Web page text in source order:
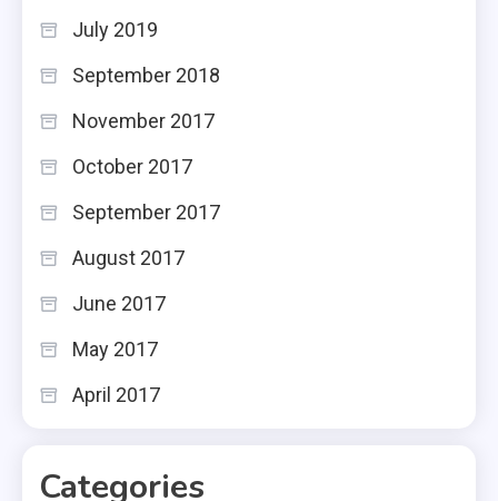
July 2019
September 2018
November 2017
October 2017
September 2017
August 2017
June 2017
May 2017
April 2017
Categories